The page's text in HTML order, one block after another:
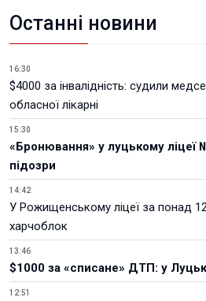
Останні новини
16:30
$4000 за інвалідність: судили
обласної лікарні
15:30
«Бронювання» у луцькому ліцеї
підозри
14:42
У Рожищенському ліцеї за понад
харчоблок
13:46
$1000 за «списане» ДТП: у
12:51